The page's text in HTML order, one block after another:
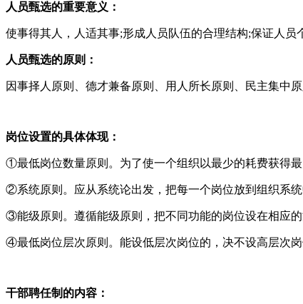
人员甄选的重要意义：
使事得其人，人适其事;形成人员队伍的合理结构;保证人员
人员甄选的原则：
因事择人原则、德才兼备原则、用人所长原则、民主集中原
岗位设置的具体体现：
①最低岗位数量原则。为了使一个组织以最少的耗费获得
②系统原则。应从系统论出发，把每一个岗位放到组织系
③能级原则。遵循能级原则，把不同功能的岗位设在相应的
④最低岗位层次原则。能设低层次岗位的，决不设高层次岗
干部聘任制的内容：